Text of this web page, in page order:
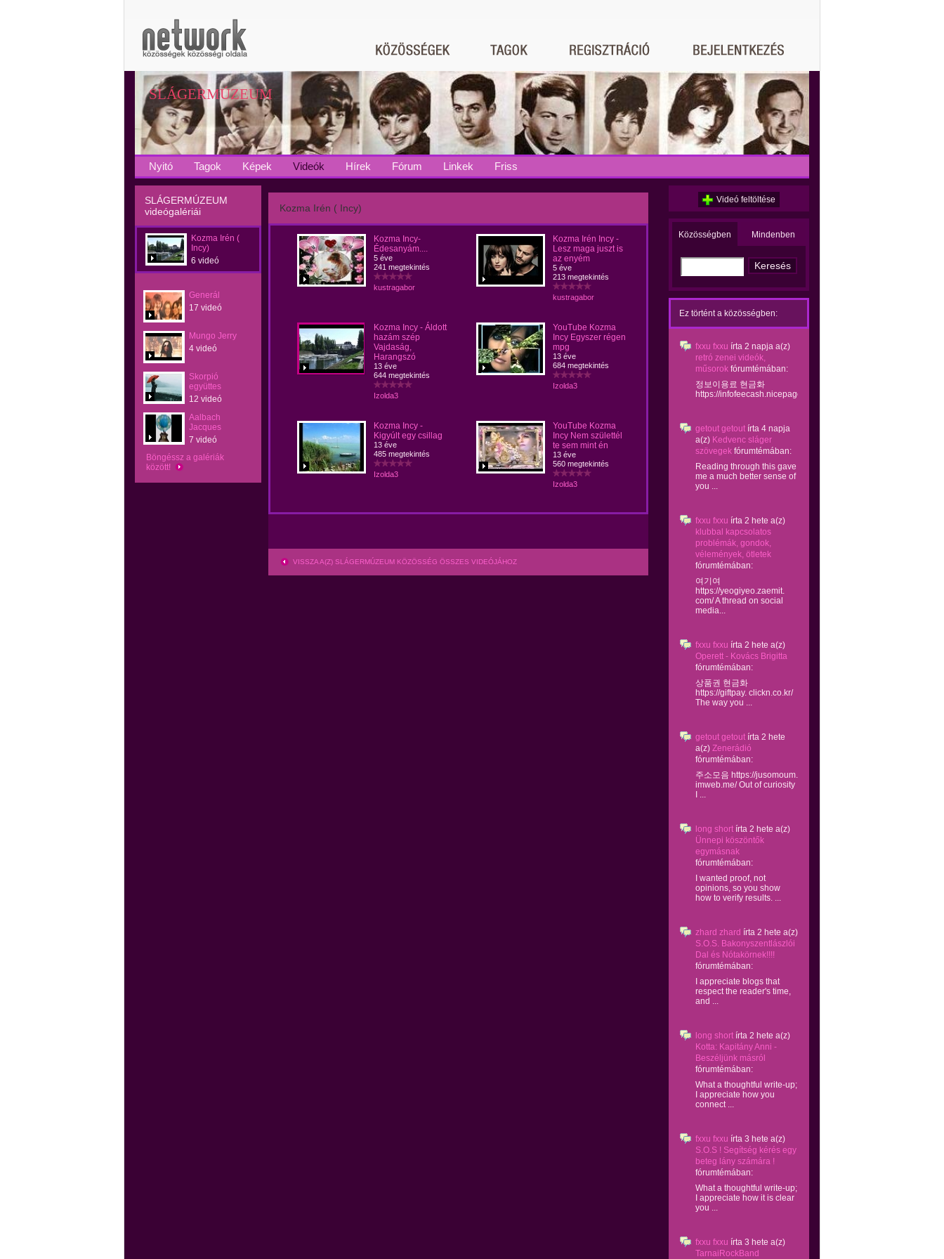
SLÁGERMÚZEUM
Nyitó Tagok Képek Videók Hírek Fórum Linkek Friss
SLÁGERMÚZEUM
videógalériái
Kozma Irén (
Incy)
6 videó
Generál
17 videó
Mungo Jerry
4 videó
Skorpió
együttes
12 videó
Aalbach
Jacques
7 videó
Böngéssz a galériák
között!
Kozma Irén ( Incy)
Kozma Incy-
Édesanyám....
5 éve
241 megtekintés
kustragabor
Kozma Irén Incy -
Lesz maga juszt is
az enyém
5 éve
213 megtekintés
kustragabor
Kozma Incy - Áldott
hazám szép
Vajdaság,
Harangszó
13 éve
644 megtekintés
Izolda3
YouTube Kozma
Incy Egyszer régen
mpg
13 éve
684 megtekintés
Izolda3
Kozma Incy -
Kigyúlt egy csillag
13 éve
485 megtekintés
Izolda3
YouTube Kozma
Incy Nem születtél
te sem mint én
13 éve
560 megtekintés
Izolda3
VISSZA A(Z) SLÁGERMÚZEUM KÖZÖSSÉG ÖSSZES VIDEÓJÁHOZ
Videó feltöltése
Közösségben Mindenben
Ez történt a közösségben:
fxxu fxxu írta 2 napja a(z)
retró zenei videók,
műsorok fórumtémában:
정보이용료 현금화
https://infofeecash.nicepage...
getout getout írta 4 napja
a(z) Kedvenc sláger
szövegek fórumtémában:
Reading through this gave
me a much better sense of
you ...
fxxu fxxu írta 2 hete a(z)
klubbal kapcsolatos
problémák, gondok,
vélemények, ötletek
fórumtémában:
여기여
https://yeogiyeo.zaemit.
com/ A thread on social
media...
fxxu fxxu írta 2 hete a(z)
Operett - Kovács Brigitta
fórumtémában:
상품권 현금화
https://giftpay. clickn.co.kr/
The way you ...
getout getout írta 2 hete
a(z) Zenerádió
fórumtémában:
주소모음 https://jusomoum.
imweb.me/ Out of curiosity
I ...
long short írta 2 hete a(z)
Ünnepi köszöntők
egymásnak
fórumtémában:
I wanted proof, not
opinions, so you show
how to verify results. ...
zhard zhard írta 2 hete a(z)
S.O.S. Bakonyszentlászlói
Dal és Nótakörnek!!!!
fórumtémában:
I appreciate blogs that
respect the reader's time,
and ...
long short írta 2 hete a(z)
Kotta: Kapitány Anni -
Beszéljünk másról
fórumtémában:
What a thoughtful write-up;
I appreciate how you
connect ...
fxxu fxxu írta 3 hete a(z)
S.O.S ! Segítség kérés egy
beteg lány számára !
fórumtémában:
What a thoughtful write-up;
I appreciate how it is clear
you ...
fxxu fxxu írta 3 hete a(z)
TarnaiRockBand